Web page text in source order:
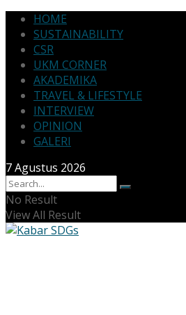
HOME
SUSTAINABILITY
CSR
UKM CORNER
AKADEMIKA
TRAVEL & LIFESTYLE
INTERVIEW
OPINION
GALERI
7 Agustus 2026
No Result
View All Result